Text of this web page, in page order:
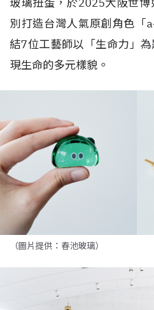
別打造台灣人氣原創角色「
結7位工藝師以「生命力」
現生命的多元樣貌。
（圖片提供：春池玻璃）